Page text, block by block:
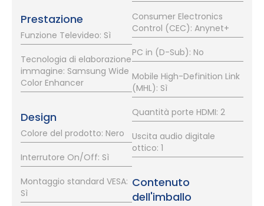
Prestazione
Funzione Televideo: Sì
Tecnologia di elaborazione
immagine: Samsung Wide
Color Enhancer
Design
Colore del prodotto: Nero
Interrutore On/Off: Sì
Montaggio standard VESA:
Sì
Consumer Electronics
Control (CEC): Anynet+
PC in (D-Sub): No
Mobile High-Definition Link
(MHL): Sì
Quantità porte HDMI: 2
Uscita audio digitale
ottico: 1
Contenuto
dell'imballo